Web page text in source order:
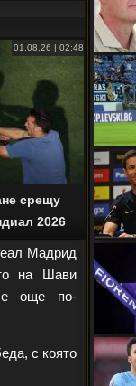
01.08.26 | 02:48
срещу
2026
Мадрид
на Шави
е още по-
с която